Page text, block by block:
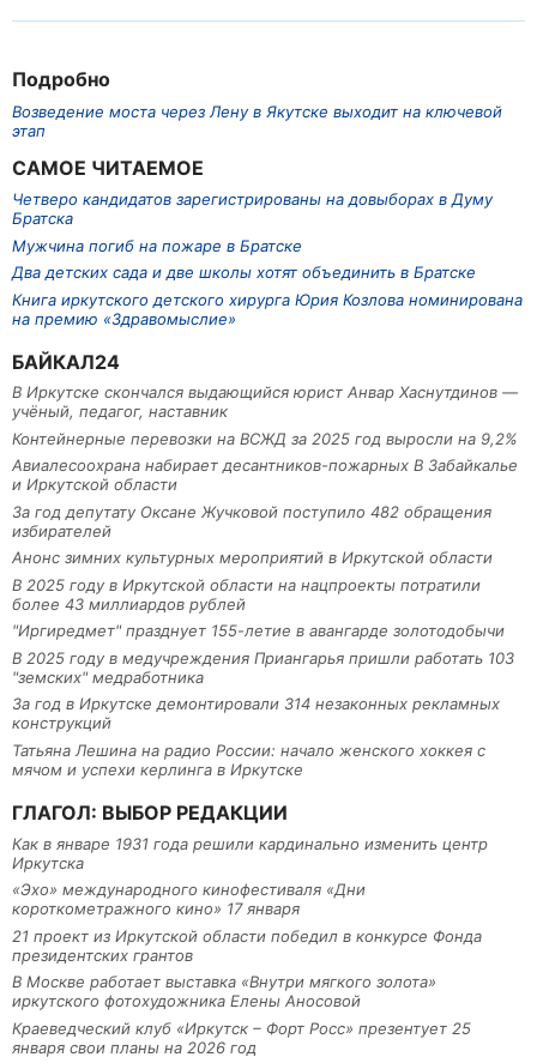
Подробно
Возведение моста через Лену в Якутске выходит на ключевой
этап
САМОЕ ЧИТАЕМОЕ
Четверо кандидатов зарегистрированы на довыборах в Думу
Братска
Мужчина погиб на пожаре в Братске
Два детских сада и две школы хотят объединить в Братске
Книга иркутского детского хирурга Юрия Козлова номинирована
на премию «Здравомыслие»
БАЙКАЛ24
В Иркутске скончался выдающийся юрист Анвар Хаснутдинов —
учёный, педагог, наставник
Контейнерные перевозки на ВСЖД за 2025 год выросли на 9,2%
Авиалесоохрана набирает десантников-пожарных В Забайкалье
и Иркутской области
За год депутату Оксане Жучковой поступило 482 обращения
избирателей
Анонс зимних культурных мероприятий в Иркутской области
В 2025 году в Иркутской области на нацпроекты потратили
более 43 миллиардов рублей
"Иргиредмет" празднует 155-летие в авангарде золотодобычи
В 2025 году в медучреждения Приангарья пришли работать 103
"земских" медработника
За год в Иркутске демонтировали 314 незаконных рекламных
конструкций
Татьяна Лешина на радио России: начало женского хоккея с
мячом и успехи керлинга в Иркутске
ГЛАГОЛ: ВЫБОР РЕДАКЦИИ
Как в январе 1931 года решили кардинально изменить центр
Иркутска
«Эхо» международного кинофестиваля «Дни
короткометражного кино» 17 января
21 проект из Иркутской области победил в конкурсе Фонда
президентских грантов
В Москве работает выставка «Внутри мягкого золота»
иркутского фотохудожника Елены Аносовой
Краеведческий клуб «Иркутск – Форт Росс» презентует 25
января свои планы на 2026 год